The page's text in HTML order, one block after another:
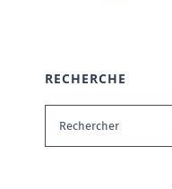
RECHERCHE
Rechercher: